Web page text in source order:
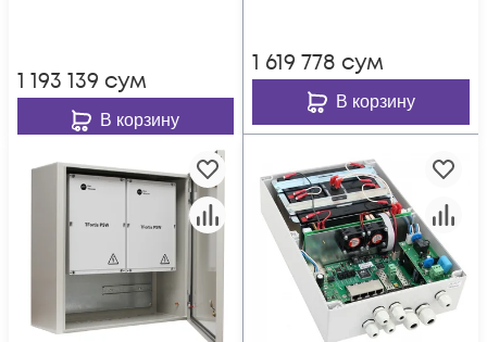
1 193 139 сум
В корзину
1 619 778 сум
В корзину